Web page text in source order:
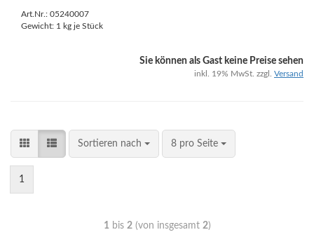
Art.Nr.: 05240007
Gewicht: 1 kg je Stück
Sie können als Gast keine Preise sehen
inkl. 19% MwSt. zzgl. Versand
Sortieren nach 8 pro Seite
1
1bis 2(von insgesamt 2)